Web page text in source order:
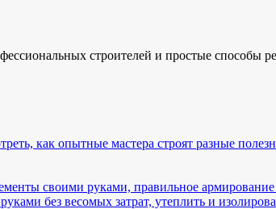
строителей и простые способы
как опытные мастера строят разные
своими руками, правильное
без весомых затрат, утеплить и